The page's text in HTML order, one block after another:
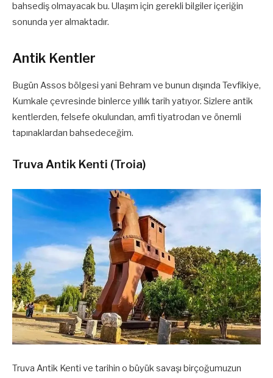
bahsediş olmayacak bu. Ulaşım için gerekli bilgiler içeriğin
sonunda yer almaktadır.
Antik Kentler
Bugün Assos bölgesi yani Behram ve bunun dışında Tevfikiye,
Kumkale çevresinde binlerce yıllık tarih yatıyor. Sizlere antik
kentlerden, felsefe okulundan, amfi tiyatrodan ve önemli
tapınaklardan bahsedeceğim.
Truva Antik Kenti (Troia)
Truva Antik Kenti ve tarihin o büyük savaşı birçoğumuzun